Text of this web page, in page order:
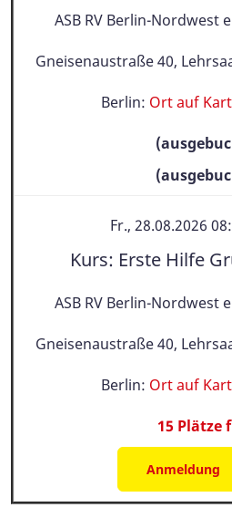
ASB RV Berlin-Nordwest
Gneisenaustraße 40,
Berlin: Ort auf
Fr., 28.08.2026
Kurs: Erste Hilfe
ASB RV Berlin-Nordwest
Gneisenaustraße 40,
Berlin: Ort auf
15 Plätze
Anmeldung